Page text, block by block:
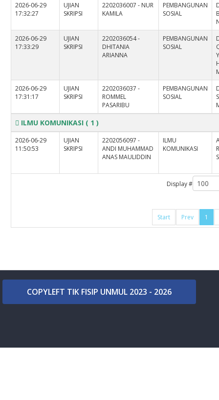
Display #
Start Prev 1
2026-06-29
17:32:27
UJIAN
SKRIPSI
2202036007 - NUR
KAMILA
PEMBANGUNAN
SOSIAL
2026-06-29
17:33:29
UJIAN
SKRIPSI
2202036054 -
DHITANIA
ARIANNA
PEMBANGUNAN
SOSIAL
2026-06-29
17:31:17
UJIAN
SKRIPSI
2202036037 -
ROMMEL
PASARIBU
PEMBANGUNAN
SOSIAL
ILMU KOMUNIKASI ( 1 )
2026-06-29
11:50:53
UJIAN
SKRIPSI
2202056097 -
ANDI MUHAMMAD
ANAS MAULIDDIN
ILMU
KOMUNIKASI
COPYLEFT TIK FISIP UNMUL 2023 - 2026